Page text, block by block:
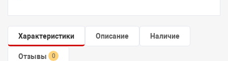
Характеристики Описание Наличие
Отзывы 0